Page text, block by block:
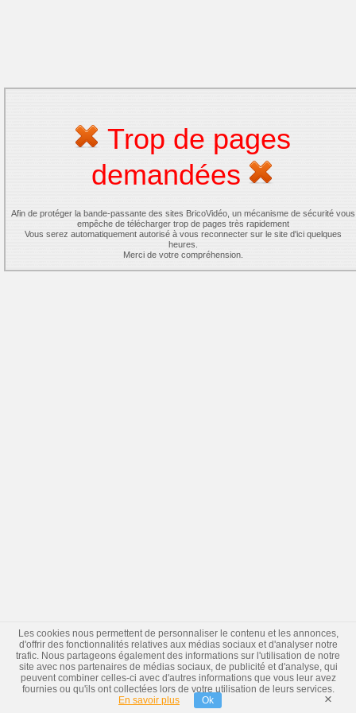
Trop de pages
demandées
Afin de protéger la bande-passante des sites BricoVidéo, un mécanisme de sécurité vous
empêche de télécharger trop de pages très rapidement
Vous serez automatiquement autorisé à vous reconnecter sur le site d'ici quelques
heures.
Merci de votre compréhension.
Les cookies nous permettent de personnaliser le contenu et les annonces,
d'offrir des fonctionnalités relatives aux médias sociaux et d'analyser notre
trafic. Nous partageons également des informations sur l'utilisation de notre
site avec nos partenaires de médias sociaux, de publicité et d'analyse, qui
peuvent combiner celles-ci avec d'autres informations que vous leur avez
fournies ou qu'ils ont collectées lors de votre utilisation de leurs services.
En savoir plus
Ok ×